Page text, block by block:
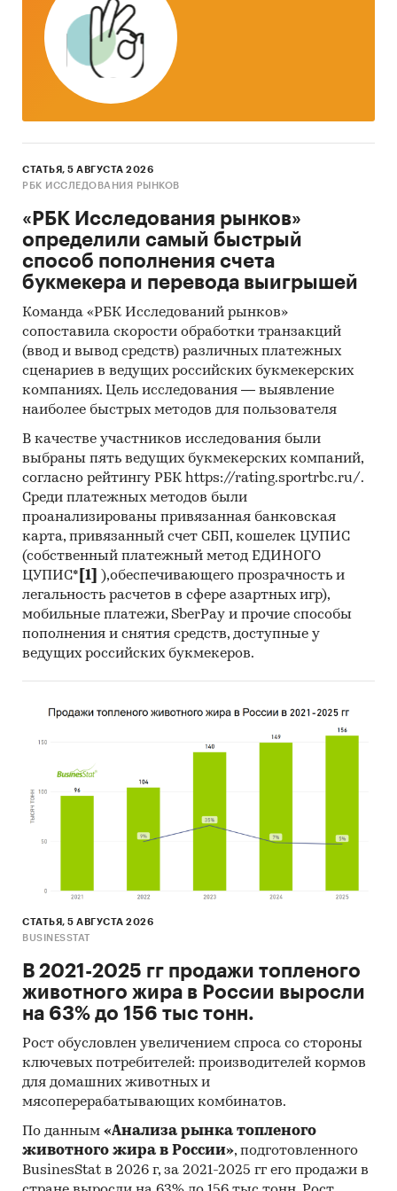
максимальным и минимальным приростом
за месяц
Тор-20 регионов РФ по темпу прироста к
аналогичному периоду предыдущего года.
Указаны регионы с максимальным и
минимальным приростом за аналогичный
период предыдущего года
2. Данные по потребительским ценам на
проезд в плацкартном вагоне скорого
нефирменного поезда дальнего
следования в разрезе федеральных округов
Динамика цены в актуальном месяце по
федеральным округам, 2017-2025
Темпы прироста цены в актуальном месяце
аналогичному периоду предыдущего года
по федеральным округам, 2017-2025
Динамика средней цены по кварталам 2024-
2025 в разрезе федеральных округов
Динамика цены по месяцам 2025 года в
разрезе федеральных округов
Темпы прироста за месяц в 2025 году в
разрезе федеральных округов
3. Данные по регионам
каждого федерального округа
Розничная цена за последний доступный
месяц в динамике за 2002-2025, прирост за
последний месяц, темпы прироста к
Потребительские цены по месяцам, 2021-
2025
Темпы прироста цены к предыдущему
месяцу, 2025
Максимальные, минимальные, средние
значения цены по месяцам в 2024, 2025
регионам федерального округа)
Динамика средней цены по кварталам 2017-
2025 в федеральном округе
Уровень инфляции на товар (услугу)в ФО к
декабрю предыдущего года в сравнении с
общей инфляцией, 2002-2025
Инфляция на товар в ФО в сравнении с
общей инфляцией за месяц. Данные за
актуальный месяц к предыдущему месяцу,
2002-2025
Инфляция на товар в ФО в сравнении с
общей инфляцией за год. Данные за
актуальный месяц к предыдущему году,
СТАТЬЯ, 5 АВГУСТА 2026
РБК ИССЛЕДОВАНИЯ РЫНКОВ
«РБК Исследования рынков»
определили самый быстрый
способ пополнения счета
букмекера и перевода выигрышей
Команда «РБК Исследований рынков»
сопоставила скорости обработки транзакций
(ввод и вывод средств) различных платежных
сценариев в ведущих российских букмекерских
компаниях. Цель исследования — выявление
наиболее быстрых методов для пользователя
В качестве участников исследования были
выбраны пять ведущих букмекерских компаний,
согласно рейтингу РБК https://rating.sportrbc.ru/.
Среди платежных методов были
проанализированы привязанная банковская
карта, привязанный счет СБП, кошелек ЦУПИС
(собственный платежный метод ЕДИНОГО
ЦУПИС* [1]
),обеспечивающего прозрачность и
легальность расчетов в сфере азартных игр),
мобильные платежи, SberPay и прочие способы
пополнения и снятия средств, доступные у
ведущих российских букмекеров.
СТАТЬЯ, 5 АВГУСТА 2026
BUSINESSTAT
В 2021-2025 гг продажи топленого
животного жира в России выросли
на 63% до 156 тыс тонн.
Рост обусловлен увеличением спроса со стороны
ключевых потребителей: производителей кормов
для домашних животных и
мясоперерабатывающих комбинатов.
По данным «Анализа рынка топленого
животного жира в России», подготовленного
BusinesStat в 2026 г, за 2021-2025 гг его продажи в